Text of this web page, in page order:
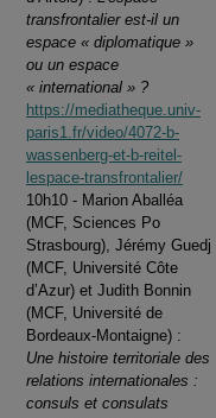
transfrontalier est-il un
espace « diplomatique »
ou un espace
« international » ?
https://mediatheque.univ-
paris1.fr/video/4072-b-
wassenberg-et-b-reitel-
lespace-transfrontalier/
10h10 - Marion Aballéa
(MCF, Sciences Po
Strasbourg), Jérémy Guedj
(MCF, Université Côte
d’Azur) et Judith Bonnin
(MCF, Université de
Bordeaux-Montaigne) :
Une histoire territoriale des
relations internationales :
consuls et consulats